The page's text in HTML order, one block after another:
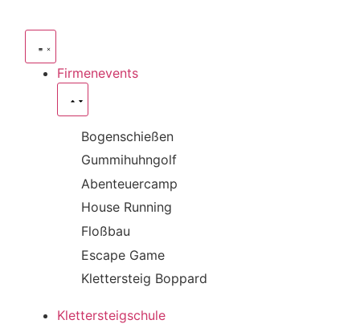
Firmenevents
Bogenschießen
Gummihuhngolf
Abenteuercamp
House Running
Floßbau
Escape Game
Klettersteig Boppard
Klettersteigschule